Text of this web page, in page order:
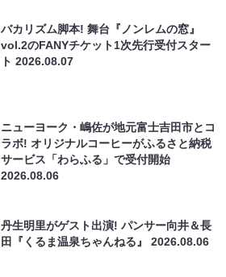
バカリズム脚本! 舞台『ノンレムの窓』
vol.2のFANYチケット1次先行受付スター
ト2026.08.07
ニューヨーク・嶋佐が地元富士吉田市とコ
ラボ! オリジナルコーヒーがふるさと納税
サービス「わらふる」で受付開始
2026.08.06
丹生明里がゲスト出演! パンサー向井＆長
田『くるま温泉ちゃんねる』2026.08.06